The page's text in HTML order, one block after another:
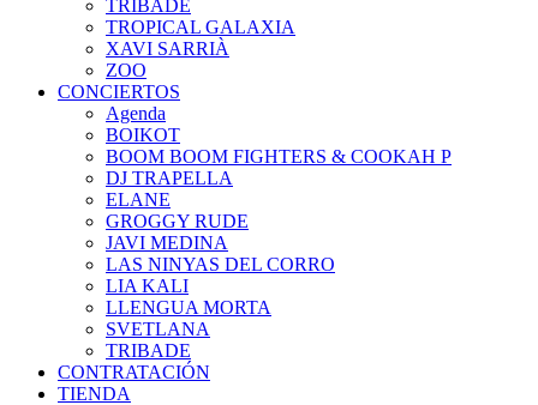
TRIBADE
TROPICAL GALAXIA
XAVI SARRIÀ
ZOO
CONCIERTOS
Agenda
BOIKOT
BOOM BOOM FIGHTERS & COOKAH P
DJ TRAPELLA
ELANE
GROGGY RUDE
JAVI MEDINA
LAS NINYAS DEL CORRO
LIA KALI
LLENGUA MORTA
SVETLANA
TRIBADE
CONTRATACIÓN
TIENDA